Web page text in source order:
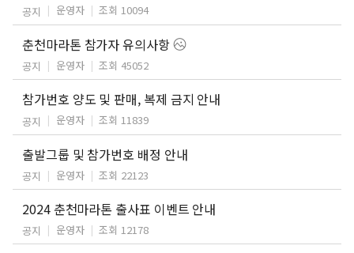
공지 운영자 조회 10094
춘천마라톤 참가자 유의사항
공지 운영자 조회 45052
참가번호 양도 및 판매, 복제 금지 안내
공지 운영자 조회 11839
출발그룹 및 참가번호 배정 안내
공지 운영자 조회 22123
2024 춘천마라톤 출사표 이벤트 안내
공지 운영자 조회 12178